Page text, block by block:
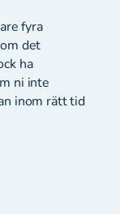
fyra
det
ha
ni inte
inom rätt tid